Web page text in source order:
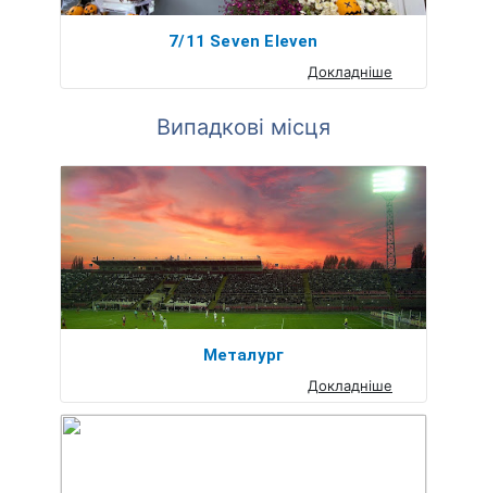
7/11 Seven Eleven
Докладніше
Випадкові місця
Металург
Докладніше